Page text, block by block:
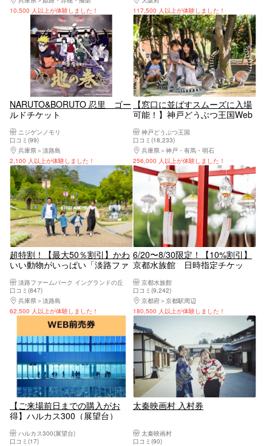
10,500 人以上が体験しました！
117,500 人以上が体験しました！
NARUTO&BORUTO 忍里 ゴー
ルドチケット
ニジゲンノモリ
口コミ(99)
兵庫県
淡路島
2,100 人以上が体験しました！
【窓口に並ばすスムーズに入場
可能！】神戸どうぶつ王国Web
神戸どうぶつ王国
口コミ(18,233)
兵庫県
神戸・有馬・明石
256,000 人以上が体験しました！
超特割！【最大50％割引】かわ
いい動物がいっぱい「淡路ファ
入園チケット
淡路ファームパーク イングランドの丘
口コミ(847)
兵庫県
淡路島
62,500 人以上が体験しました！
6/20〜8/30限定！【10%割引】
京都水族館 日時指定チケッ
雑が予想されます
京都水族館
口コミ(9,242)
京都府
京都駅周辺
180,500 人以上が体験しました！
【ご来場前日までの購入がお
得】ハルカス300（展望台）
ハルカス300(展望台)
口コミ(17)
太秦映画村 入村券
太秦映画村
口コミ(90)